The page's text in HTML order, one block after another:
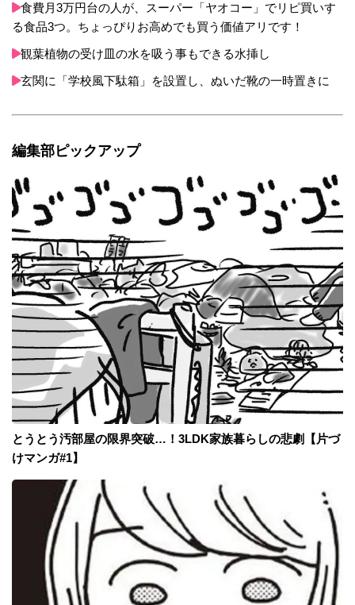
食費月3万円台の人が、スーパー「ヤオコー」でリピ買いす
る食品3つ。ちょっぴりお高めでも買う価値アリです！
観葉植物の受け皿の水を吸う事もできる水挿し
玄関に「学校風下駄箱」を設置し、ぬいだ靴の一時置きに
編集部ピックアップ
とうとう汚部屋の限界突破…！3LDK家族暮らしの悲劇【片づ
けマンガ#1】